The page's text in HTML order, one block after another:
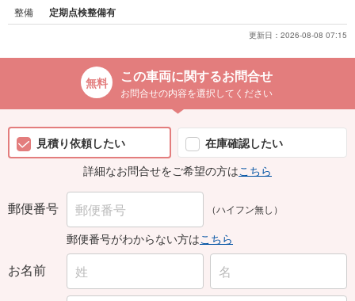
整備 定期点検整備有
更新日： 2026-08-08 07:15
この車両に関するお問合せ
お問合せの内容を選択してください
見積り依頼したい
在庫確認したい
詳細なお問合せをご希望の方はこちら
郵便番号 （ハイフン無し）
郵便番号がわからない方はこちら
お名前